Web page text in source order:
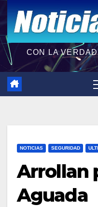
CON LA
NOTICIAS SEGURIDAD
Arrollan
Aguada